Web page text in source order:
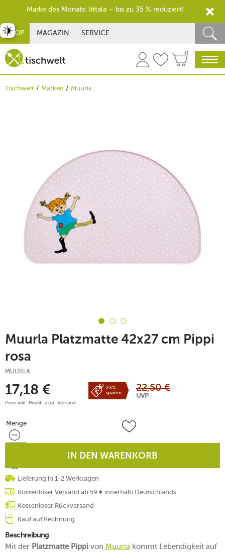
SHOP MAGAZIN SERVICE
0
Tischwelt Marken Muurla
Muurla Platzmatte 42x27 cm Pippi
rosa
MUURLA
17,18 €
Preis inkl. MwSt. zzgl. Versand
23%
sparen
22,50 €
UVP
Menge
Menge
IN DEN WARENKORB
Lieferung in 1-2 Werktagen
Kostenloser Versand ab 59 € innerhalb Deutschlands
Kostenloser Rückversand
Kauf auf Rechnung
Beschreibung
Mit der Platzmatte Pippi von Muurla kommt Lebendigkeit auf
umschalten
Marke des Monats: Iittala – bis zu 35 % reduziert!